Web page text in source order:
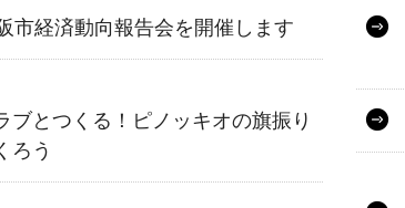
市経済動向報告会を開催します
ブとつくる！ピノッキオの旗振り
ろう